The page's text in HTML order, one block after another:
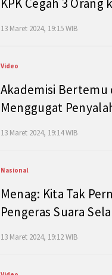
KPK Cegah 3 Orang
13 Maret 2024, 19:15 WIB
Video
Akademisi Bertemu
Menggugat
13 Maret 2024, 19:14 WIB
Nasional
Menag: Kita Tak
Pengeras Suara
13 Maret 2024, 19:12 WIB